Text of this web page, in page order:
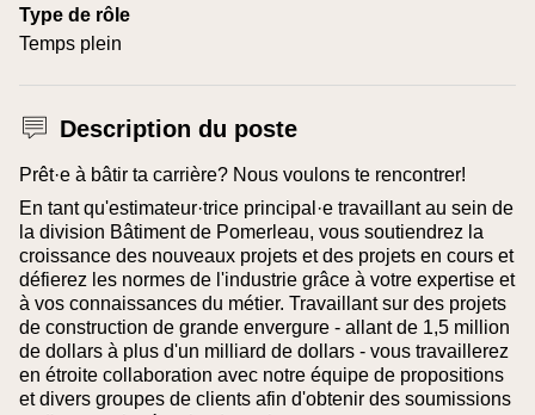
Type de rôle
Temps plein
Description du poste
Prêt·e à bâtir ta carrière? Nous voulons te rencontrer!
En tant qu'estimateur·trice principal·e travaillant au sein de
la division Bâtiment de Pomerleau, vous soutiendrez la
croissance des nouveaux projets et des projets en cours et
défierez les normes de l'industrie grâce à votre expertise et
à vos connaissances du métier. Travaillant sur des projets
de construction de grande envergure - allant de 1,5 million
de dollars à plus d'un milliard de dollars - vous travaillerez
en étroite collaboration avec notre équipe de propositions
et divers groupes de clients afin d'obtenir des soumissions